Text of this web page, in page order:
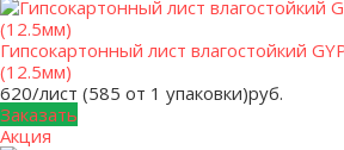
Гипсокартонный лист влагостойкий
(12.5мм)
620/лист (585 от 1 упаковки)руб.
Заказать
Акция